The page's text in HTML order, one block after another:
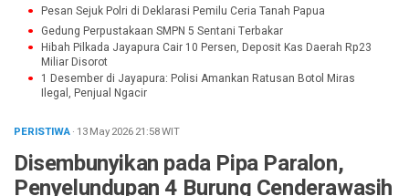
Pesan Sejuk Polri di Deklarasi Pemilu Ceria Tanah Papua
Gedung Perpustakaan SMPN 5 Sentani Terbakar
Hibah Pilkada Jayapura Cair 10 Persen, Deposit Kas Daerah Rp23
Miliar Disorot
1 Desember di Jayapura: Polisi Amankan Ratusan Botol Miras
Ilegal, Penjual Ngacir
PERISTIWA· 13 May 202621:58WIT
Disembunyikan pada Pipa Paralon,
Penyelundupan 4 Burung Cenderawasih